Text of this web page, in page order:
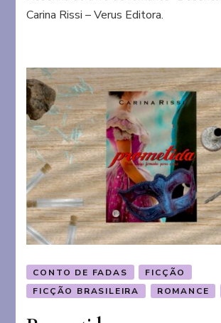
Carina Rissi – Verus Editora.
CONTO DE FADAS
FICÇÃO
FICÇÃO BRASILEIRA
ROMANCE